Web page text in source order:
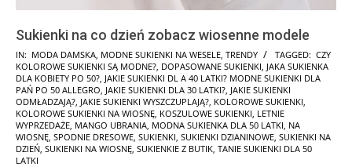
Sukienki na co dzień zobacz wiosenne modele
2024-
04-
14
IN: MODA DAMSKA MODNE SUKIENKI NA WESELE TRENDY TAGGED: CZY
KOLOROWE SUKIENKI SĄ MODNE? DOPASOWANE SUKIENKI JAKA SUKIENKA
DLA KOBIETY PO 50? JAKIE SUKIENKI DL A 40 LATKI? MODNE SUKIENKI DLA
PAŃ PO 50 ALLEGRO JAKIE SUKIENKI DLA 30 LATKI? JAKIE SUKIENKI
ODMŁADZAJĄ? JAKIE SUKIENKI WYSZCZUPLAJĄ? KOLOROWE SUKIENKI
KOLOROWE SUKIENKI NA WIOSNĘ KOSZULOWE SUKIENKI LETNIE
WYPRZEDAŻE MANGO UBRANIA MODNA SUKIENKA DLA 50 LATKI NA
WIOSNĘ SPODNIE DRESOWE SUKIENKI SUKIENKI DZIANINOWE SUKIENKI NA
DZIEŃ SUKIENKI NA WIOSNĘ SUKIENKIE Z BUTIK TANIE SUKIENKI DLA 50
LATKI